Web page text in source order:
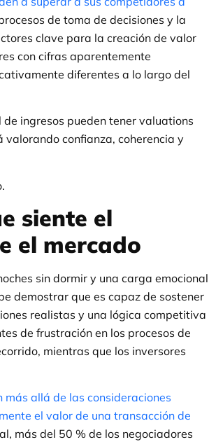
de toma de decisiones y la
clave para la creación de valor
con cifras aparentemente
diferentes a lo largo del
ingresos pueden tener valuations
confianza, coherencia y
siente el
el mercado
sin dormir y una carga emocional
demostrar que es capaz de sostener
realistas y una lógica competitiva
de frustración en los procesos de
mientras que los inversores
más allá de las consideraciones
el valor de una transacción de
más del 50 % de los negociadores